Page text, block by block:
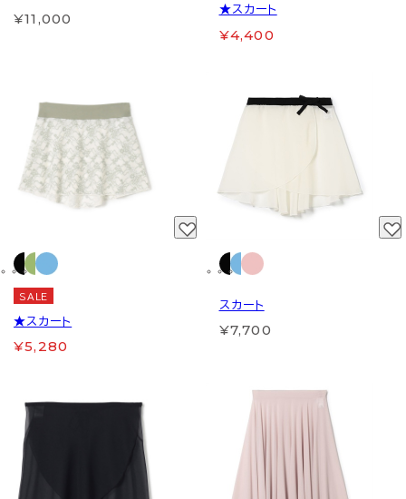
¥11,000 ★スカート
¥4,400
SALE
★スカート
¥5,280
スカート
¥7,700